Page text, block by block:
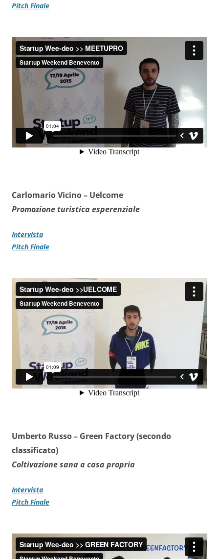
Pitch Finale
Carlomario Vicino – Uelcome
Promozione turistica esperenziale
Intervista
Pitch Finale
Umberto Russo – Green Factory (secondo
classificato)
Coltivazione sana a casa propria
Intervista
Pitch Finale